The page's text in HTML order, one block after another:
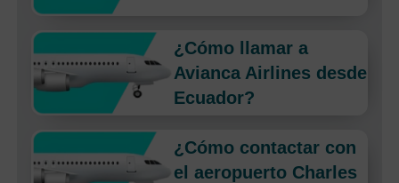
¿Cómo llamar a
Avianca Airlines desde
Ecuador?
¿Cómo contactar con
el aeropuerto Charles